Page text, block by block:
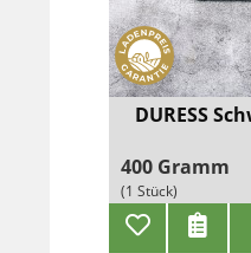
DURESS
400 Gramm
(1 Stück)